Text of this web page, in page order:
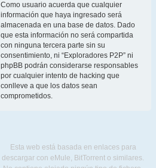
Como usuario acuerda que cualquier
información que haya ingresado será
almacenada en una base de datos. Dado
que esta información no será compartida
con ninguna tercera parte sin su
consentimiento, ni “Exploradores P2P” ni
phpBB podrán considerarse responsables
por cualquier intento de hacking que
conlleve a que los datos sean
comprometidos.
Esta web está basada en enlaces para
descargar con eMule, BitTorrent o similares.